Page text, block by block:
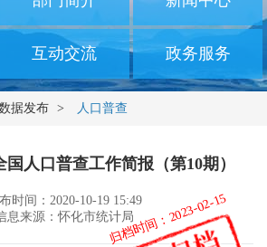
互动交流 政务服务
据发布 > 人口普查
人口普查工作简报（第10期）
时间：2020-10-19 15:49
息来源：怀化市统计局归档时间：2023-02-15